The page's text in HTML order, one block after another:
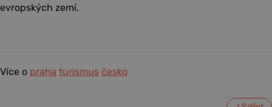
evropských zemí.
Více o praha turismus česko